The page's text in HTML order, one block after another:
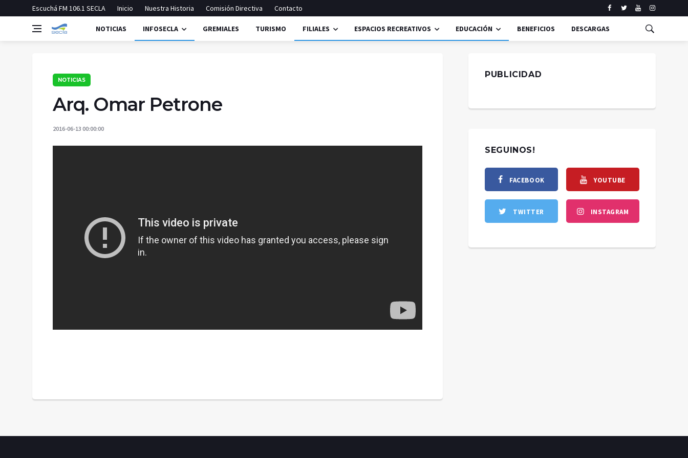
Escuchá FM 106.1 SECLA Inicio Nuestra Historia Comisión Directiva Contacto
NOTICIAS INFOSECLA GREMIALES TURISMO FILIALES ESPACIOS RECREATIVOS EDUCACIÓN BENEFICIOS DESCARGAS
NOTICIAS
Arq. Omar Petrone
2016-06-13 00:00:00
PUBLICIDAD
SEGUINOS!
FACEBOOK
TWITTER
YOUTUBE
INSTAGRAM